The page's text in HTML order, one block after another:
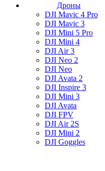
Дроны
DJI Mavic 4 Pro
DJI Mavic 3
DJI Mini 5 Pro
DJI Mini 4
DJI Air 3
DJI Neo 2
DJI Neo
DJI Avata 2
DJI Inspire 3
DJI Mini 3
DJI Avata
DJI FPV
DJI Air 2S
DJI Mini 2
DJI Goggles